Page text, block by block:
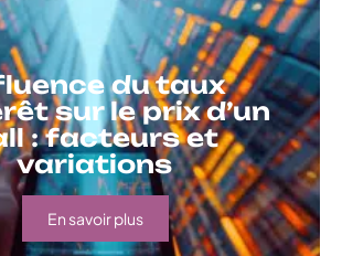
du taux
sur le prix d’un
: facteurs et
variations
En savoir plus